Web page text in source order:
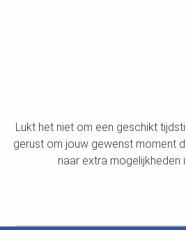
Lukt het niet om een geschikt
gerust om jouw gewenst moment
naar extra mogelijkheden